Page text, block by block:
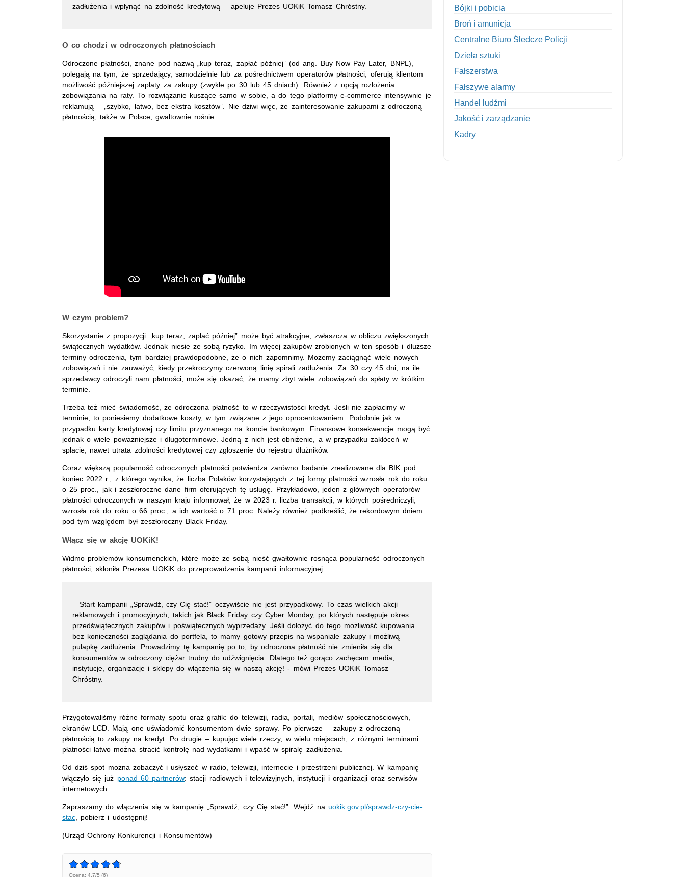
zadłużenia i wpłynąć na zdolność kredytową – apeluje Prezes UOKiK Tomasz Chróstny.
O co chodzi w odroczonych płatnościach
Odroczone płatności, znane pod nazwą „kup teraz, zapłać później” (od ang. Buy Now Pay Later, BNPL),
polegają na tym, że sprzedający, samodzielnie lub za pośrednictwem operatorów płatności, oferują klientom
możliwość późniejszej zapłaty za zakupy (zwykle po 30 lub 45 dniach). Również z opcją rozłożenia
zobowiązania na raty. To rozwiązanie kuszące samo w sobie, a do tego platformy e-commerce intensywnie je
reklamują – „szybko, łatwo, bez ekstra kosztów”. Nie dziwi więc, że zainteresowanie zakupami z odroczoną
płatnością, także w Polsce, gwałtownie rośnie.
W czym problem?
Skorzystanie z propozycji „kup teraz, zapłać później” może być atrakcyjne, zwłaszcza w obliczu zwiększonych
świątecznych wydatków. Jednak niesie ze sobą ryzyko. Im więcej zakupów zrobionych w ten sposób i dłuższe
terminy odroczenia, tym bardziej prawdopodobne, że o nich zapomnimy. Możemy zaciągnąć wiele nowych
zobowiązań i nie zauważyć, kiedy przekroczymy czerwoną linię spirali zadłużenia. Za 30 czy 45 dni, na ile
sprzedawcy odroczyli nam płatności, może się okazać, że mamy zbyt wiele zobowiązań do spłaty w krótkim
terminie.
Trzeba też mieć świadomość, że odroczona płatność to w rzeczywistości kredyt. Jeśli nie zapłacimy w
terminie, to poniesiemy dodatkowe koszty, w tym związane z jego oprocentowaniem. Podobnie jak w
przypadku karty kredytowej czy limitu przyznanego na koncie bankowym. Finansowe konsekwencje mogą być
jednak o wiele poważniejsze i długoterminowe. Jedną z nich jest obniżenie, a w przypadku zakłóceń w
spłacie, nawet utrata zdolności kredytowej czy zgłoszenie do rejestru dłużników.
Coraz większą popularność odroczonych płatności potwierdza zarówno badanie zrealizowane dla BIK pod
koniec 2022 r., z którego wynika, że liczba Polaków korzystających z tej formy płatności wzrosła rok do roku
o 25 proc., jak i zeszłoroczne dane firm oferujących tę usługę. Przykładowo, jeden z głównych operatorów
płatności odroczonych w naszym kraju informował, że w 2023 r. liczba transakcji, w których pośredniczyli,
wzrosła rok do roku o 66 proc., a ich wartość o 71 proc. Należy również podkreślić, że rekordowym dniem
pod tym względem był zeszłoroczny Black Friday.
Włącz się w akcję UOKiK!
Widmo problemów konsumenckich, które może ze sobą nieść gwałtownie rosnąca popularność odroczonych
płatności, skłoniła Prezesa UOKiK do przeprowadzenia kampanii informacyjnej.
– Start kampanii „Sprawdź, czy Cię stać!” oczywiście nie jest przypadkowy. To czas wielkich akcji
reklamowych i promocyjnych, takich jak Black Friday czy Cyber Monday, po których następuje okres
przedświątecznych zakupów i poświątecznych wyprzedaży. Jeśli dołożyć do tego możliwość kupowania
bez konieczności zaglądania do portfela, to mamy gotowy przepis na wspaniałe zakupy i możliwą
pułapkę zadłużenia. Prowadzimy tę kampanię po to, by odroczona płatność nie zmieniła się dla
konsumentów w odroczony ciężar trudny do udźwignięcia. Dlatego też gorąco zachęcam media,
instytucje, organizacje i sklepy do włączenia się w naszą akcję! - mówi Prezes UOKiK Tomasz
Chróstny.
Przygotowaliśmy różne formaty spotu oraz grafik: do telewizji, radia, portali, mediów społecznościowych,
ekranów LCD. Mają one uświadomić konsumentom dwie sprawy. Po pierwsze – zakupy z odroczoną
płatnością to zakupy na kredyt. Po drugie – kupując wiele rzeczy, w wielu miejscach, z różnymi terminami
płatności łatwo można stracić kontrolę nad wydatkami i wpaść w spiralę zadłużenia.
Od dziś spot można zobaczyć i usłyszeć w radio, telewizji, internecie i przestrzeni publicznej. W kampanię
włączyło się już ponad 60 partnerów: stacji radiowych i telewizyjnych, instytucji i organizacji oraz serwisów
internetowych.
Zapraszamy do włączenia się w kampanię „Sprawdź, czy Cię stać!”. Wejdź na uokik.gov.pl/sprawdz-czy-cie-
stac , pobierz i udostępnij!
(Urząd Ochrony Konkurencji i Konsumentów)
Ocena: 4.7/5 (6)
Bójki i pobicia
Broń i amunicja
Centralne Biuro Śledcze Policji
Dzieła sztuki
Fałszerstwa
Fałszywe alarmy
Handel ludźmi
Jakość i zarządzanie
Kadry